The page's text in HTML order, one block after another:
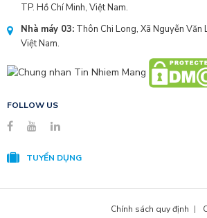
TP. Hồ Chí Minh, Việt Nam.
Nhà máy 03: Thôn Chi Long, Xã Nguyễn Văn
Việt Nam.
FOLLOW US
TUYỂN DỤNG
Chính sách quy định